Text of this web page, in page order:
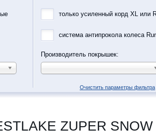
только усиленный корд XL или
система антипрокола колеса
Производитель покрышек:
Очистить параметры фильтра
ZUPER